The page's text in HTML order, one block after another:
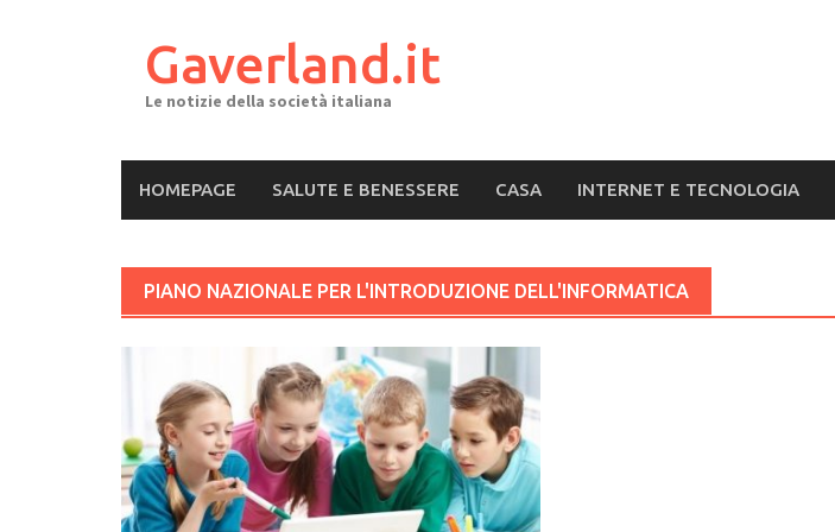
Gaverland.it
Le notizie della società italiana
HOMEPAGE SALUTE E BENESSERE CASA INTERNET E TECNOLOGIA
PIANO NAZIONALE PER L'INTRODUZIONE DELL'INFORMATICA